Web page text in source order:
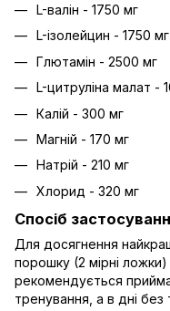
L-валін - 1750 мг
L-ізолейцин - 1750 мг
Глютамін - 2500 мг
L-цитруліна малат -
Калій - 300 мг
Магній - 170 мг
Натрій - 210 мг
Хлорид - 320 мг
Спосіб
Для досягнення
порошку (2 мірні
рекомендується
тренування, а в дні